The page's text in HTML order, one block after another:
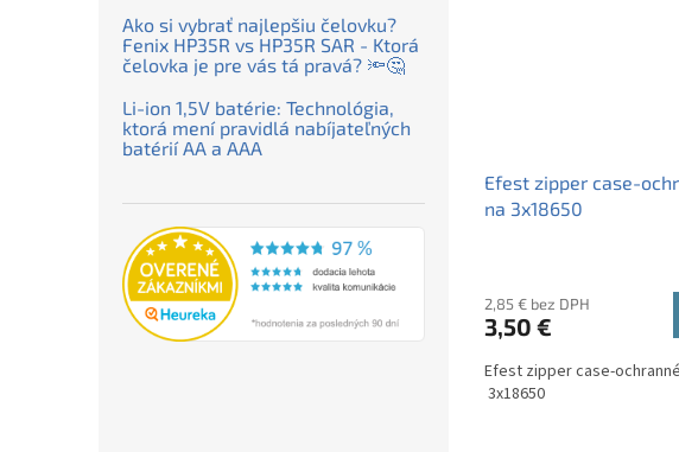
Ako si vybrať najlepšiu čelovku?
Fenix HP35R vs HP35R SAR - Ktorá
čelovka je pre vás tá pravá? 🔦🤔
Li-ion 1,5V batérie: Technológia,
ktorá mení pravidlá nabíjateľných
batérií AA a AAA
Efest zipper case-
na 3x18650
2,85 € bez DPH
3,50 €
Efest zipper case-
3x18650